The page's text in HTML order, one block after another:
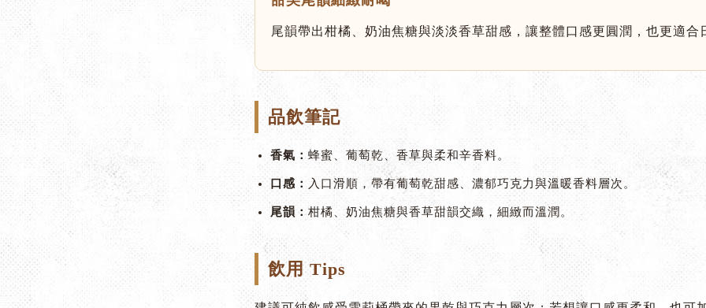
尾韻帶出柑橘、奶油焦糖與淡淡香草甜感，讓整體口感更圓潤，也更適
品飲筆記
香氣： 蜂蜜、葡萄乾、香草與柔和辛香料。
口感： 入口滑順，帶有葡萄乾甜感、濃郁巧克力與溫暖香料層次。
尾韻：柑橘、奶油焦糖與香草甜韻交織，細緻而溫潤。
飲用 Tips